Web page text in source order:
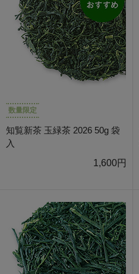
数量限定
知覧新茶 玉緑茶 2026 50g 袋
入
1,600円